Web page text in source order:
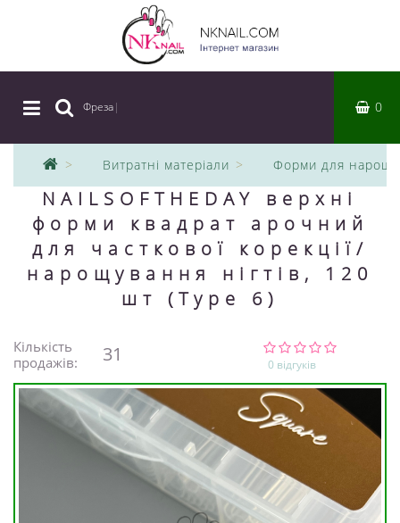
Фреза| 0
Витратні матеріали Форми для
NAILSOFTHEDAY верхні
форми квадрат арочний
для часткової корекції/
нарощування нігтів, 120
шт (Type 6)
Кількість
продажів:
31 0 відгуків